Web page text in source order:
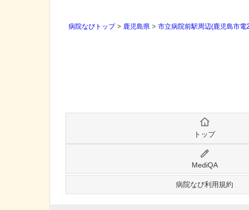
病院なびトップ> 鹿児島県 > 市立病院前駅周辺(鹿児島市電
トップ
MediQA
病院なび利用規約